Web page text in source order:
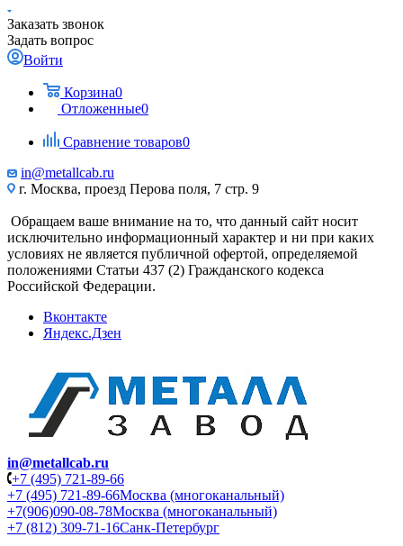
Заказать звонок
Задать вопрос
Войти
Корзина0
Отложенные0
Сравнение товаров0
in@metallcab.ru
г. Москва, проезд Перова поля, 7 стр. 9
Обращаем ваше внимание на то, что данный сайт носит
исключительно информационный характер и ни при каких
условиях не является публичной офертой, определяемой
положениями Статьи 437 (2) Гражданского кодекса
Российской Федерации.
Вконтакте
Яндекс.Дзен
in@metallcab.ru
+7 (495) 721-89-66
+7 (495) 721-89-66Москва (многоканальный)
+7(906)090-08-78Москва (многоканальный)
+7 (812) 309-71-16Санк-Петербург